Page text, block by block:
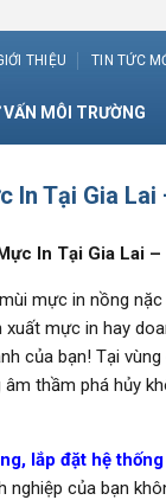
THIỆU TIN TỨC
VẤN MÔI TRƯỜNG
Tại Gia
In Tại Gia Lai
mực in nồng
mực in hay
của bạn! Tại
âm thầm phá hủy
lắp đặt hệ
nghiệp của bạn